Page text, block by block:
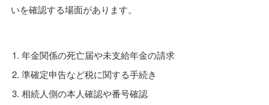
いを確認する場面があります。
年金関係の死亡届や未支給年金の請求
準確定申告など税に関する手続き
相続人側の本人確認や番号確認